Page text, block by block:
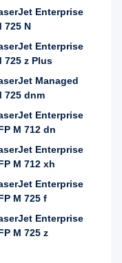
Enterprise
725 N
Enterprise
725 z Plus
Managed
725 dnm
Enterprise
M 712 dn
Enterprise
M 712 xh
Enterprise
M 725 f
Enterprise
M 725 z